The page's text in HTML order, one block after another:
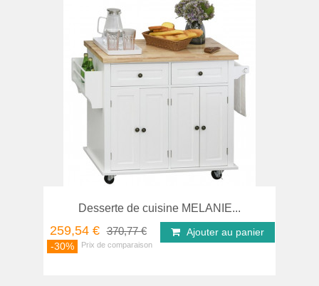
Desserte de cuisine MELANIE...
259,54 € 370,77 €
-30%
Ajouter au panier